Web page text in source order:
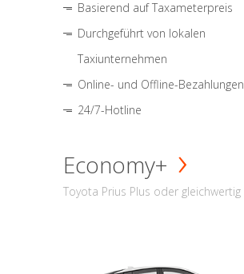
Basierend auf Taxameterpreis
Durchgeführt von lokalen
Taxiunternehmen
Online- und Offline-Bezahlungen
24/7-Hotline
Economy+
Toyota Prius Plus oder gleichwertig